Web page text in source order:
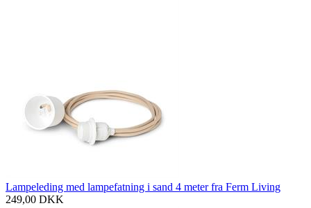
Lampeleding med lampefatning i sand 4 meter fra Ferm Living
249,00 DKK